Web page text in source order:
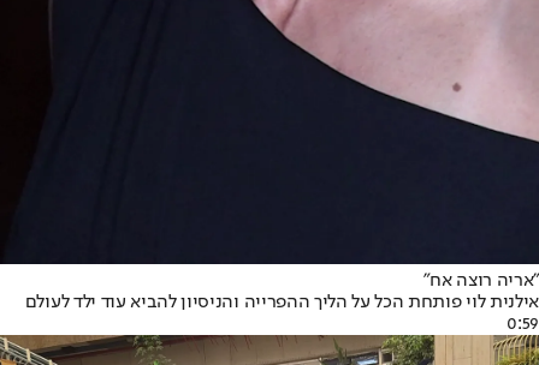
"אריה רוצה אח"
אילנית לוי פותחת הכל על הליך ההפרייה והניסיון להביא עוד ילד לעולם
0:59